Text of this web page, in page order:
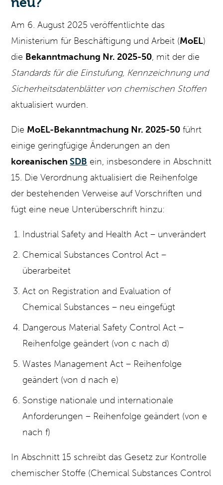
Am 6. August 2025 veröffentlichte das
Ministerium für Beschäftigung und Arbeit (MoEL)
die Bekanntmachung Nr. 2025-50, mit der die
Standards für die Einstufung, Kennzeichnung und
Sicherheitsdatenblätter von chemischen Stoffen
aktualisiert wurden.
Die MoEL-Bekanntmachung Nr. 2025-50 führt
einige geringfügige Änderungen an den
koreanischenSDB ein, insbesondere in Abschnitt
15. Die Verordnung aktualisiert die Reihenfolge
der bestehenden Verweise auf Vorschriften und
fügt eine neue Unterüberschrift hinzu:
Industrial Safety and Health Act – unverändert
Chemical Substances Control Act –
überarbeitet
Act on Registration and Evaluation of
Chemical Substances – neu eingefügt
Dangerous Material Safety Control Act –
Reihenfolge geändert (von c nach d)
Wastes Management Act – Reihenfolge
geändert (von d nach e)
Sonstige nationale und internationale
Anforderungen – Reihenfolge geändert (von e
nach f)
In Abschnitt 15 schreibt das Gesetz zur Kontrolle
chemischer Stoffe (Chemical Substances Control